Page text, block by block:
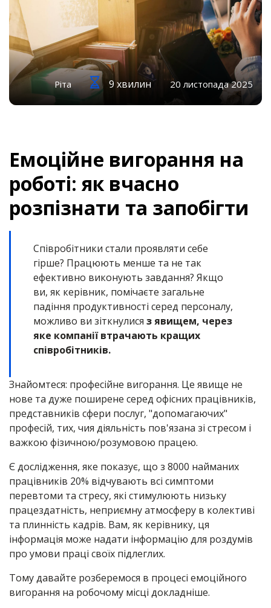
Ріта 9 хвилин 20 листопада 2025
Емоційне вигорання на
роботі: як вчасно
розпізнати та запобігти
Співробітники стали проявляти себе
гірше? Працюють менше та не так
ефективно виконують завдання? Якщо
ви, як керівник, помічаєте загальне
падіння продуктивності серед персоналу,
можливо ви зіткнулися з явищем, через
яке компанії втрачають кращих
співробітників.
Знайомтеся: професійне вигорання. Це явище не
нове та дуже поширене серед офісних працівників,
представників сфери послуг, "допомагаючих"
професій, тих, чия діяльність пов'язана зі стресом і
важкою фізичною/розумовою працею.
Є дослідження, яке показує, що з 8000 найманих
працівників 20% відчувають всі симптоми
перевтоми та стресу, які стимулюють низьку
працездатність, неприємну атмосферу в колективі
та плинність кадрів. Вам, як керівнику, ця
інформація може надати інформацію для роздумів
про умови праці своїх підлеглих.
Тому давайте розберемося в процесі емоційного
вигорання на робочому місці докладніше.